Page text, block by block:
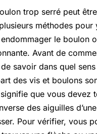
trop serré peut
méthodes pour
le boulon
Avant de
savoir dans quel
des vis et boulons
que vous devez
des aiguilles
Pour vérifier, vous